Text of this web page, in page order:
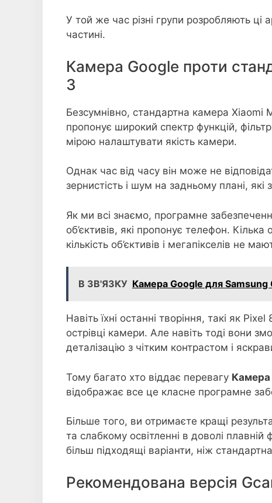
У той же час різні групи розробляють ці
частині.
Камера Google проти
3
Безсумнівно, стандартна камера Xiaomi
пропонує широкий спектр функцій,
мірою налаштувати якість камери.
Однак час від часу він може не
зернистість і шум на задньому плані,
Як ми всі знаємо, програмне
об’єктивів, які пропонує телефон.
кількість об’єктивів і мегапікселів не
В ЗВ'ЯЗКУ Камера Google для Samsung
Навіть їхні останні творіння, такі як
острівці камери. Але навіть тоді вони
деталізацію з чітким контрастом і
Тому багато хто віддає перевагу Камера
відображає все це класне програмне
Більше того, ви отримаєте кращі
та слабкому освітленні в доволі
більш підходящі варіанти, ніж
Рекомендована версія